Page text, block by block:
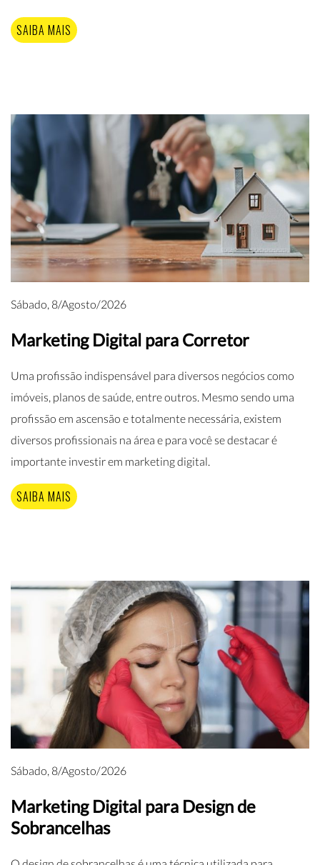
SAIBA MAIS
Sábado, 8/Agosto/2026
Marketing Digital para Corretor
Uma profissão indispensável para diversos negócios como
imóveis, planos de saúde, entre outros. Mesmo sendo uma
profissão em ascensão e totalmente necessária, existem
diversos profissionais na área e para você se destacar é
importante investir em marketing digital.
SAIBA MAIS
Sábado, 8/Agosto/2026
Marketing Digital para Design de
Sobrancelhas